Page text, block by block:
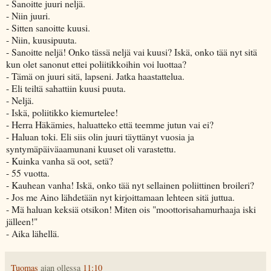
- Sanoitte juuri neljä.
- Niin juuri.
- Sitten sanoitte kuusi.
- Niin, kuusipuuta.
- Sanoitte neljä! Onko tässä neljä vai kuusi? Iskä, onko tää nyt sitä
kun olet sanonut ettei poliitikkoihin voi luottaa?
- Tämä on juuri sitä, lapseni. Jatka haastattelua.
- Eli teiltä sahattiin kuusi puuta.
- Neljä.
- Iskä, poliitikko kiemurtelee!
- Herra Häkämies, haluatteko että teemme jutun vai ei?
- Haluan toki. Eli siis olin juuri täyttänyt vuosia ja
syntymäpäiväaamunani kuuset oli varastettu.
- Kuinka vanha sä oot, setä?
- 55 vuotta.
- Kauhean vanha! Iskä, onko tää nyt sellainen poliittinen broileri?
- Jos me Aino lähdetään nyt kirjoittamaan lehteen sitä juttua.
- Mä haluan keksiä otsikon! Miten ois "moottorisahamurhaaja iski
jälleen!"
- Aika lähellä.
Tuomas ajan ollessa 11:10